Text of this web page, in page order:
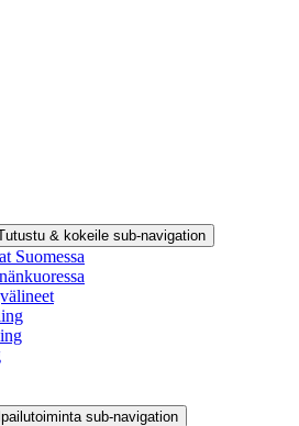
& kokeile sub-navigation
Suomessa
sub-navigation